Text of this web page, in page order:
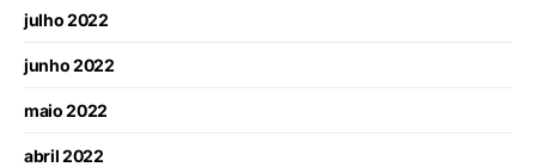
julho 2022
junho 2022
maio 2022
abril 2022